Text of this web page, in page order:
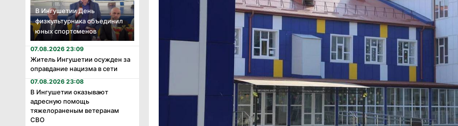
В Ингушетии День
физкультурника объединил
юных спортсменов
07.08.2026 23:09
Житель Ингушетии осужден за
оправдание нацизма в сети
07.08.2026 23:08
В Ингушетии оказывают
адресную помощь
тяжелораненым ветеранам
СВО